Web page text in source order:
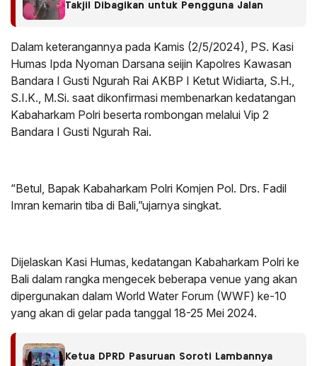
Takjil Dibagikan untuk Pengguna Jalan
Dalam keterangannya pada Kamis (2/5/2024), PS. Kasi
Humas Ipda Nyoman Darsana seijin Kapolres Kawasan
Bandara I Gusti Ngurah Rai AKBP I Ketut Widiarta, S.H.,
S.I.K., M.Si. saat dikonfirmasi membenarkan kedatangan
Kabaharkam Polri beserta rombongan melalui Vip 2
Bandara I Gusti Ngurah Rai.
“Betul, Bapak Kabaharkam Polri Komjen Pol. Drs. Fadil
Imran kemarin tiba di Bali,”ujarnya singkat.
Dijelaskan Kasi Humas, kedatangan Kabaharkam Polri ke
Bali dalam rangka mengecek beberapa venue yang akan
dipergunakan dalam World Water Forum (WWF) ke-10
yang akan di gelar pada tanggal 18-25 Mei 2024.
Ketua DPRD Pasuruan Soroti Lambannya